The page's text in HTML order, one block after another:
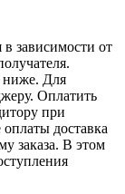
зависимости от
ниже. Для
Оплатить
при
доставка
заказа. В этом